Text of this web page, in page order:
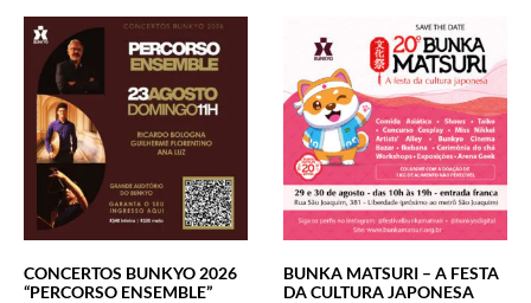
CONCERTOS BUNKYO 2026
“PERCORSO ENSEMBLE”
BUNKA MATSURI – A FESTA
DA CULTURA JAPONESA